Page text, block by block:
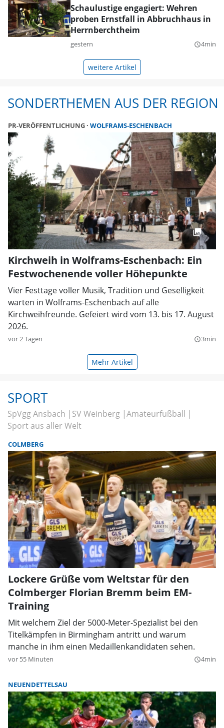
Schaulustige engagiert: Wehren
proben Ernstfall in Abbruchhaus in
Herrnberchtheim
gestern query_builder4min
weitere Artikel
SONDERTHEMEN AUS DER REGION
PR-VERÖFFENTLICHUNG WOLFRAMS-ESCHENBACH
Kirchweih in Wolframs-Eschenbach: Ein
Festwochenende voller Höhepunkte
Vier Festtage voller Musik, Tradition und Geselligkeit
warten in Wolframs-Eschenbach auf alle
Kirchweihfreunde. Gefeiert wird vom 13. bis 17. August
2026.
vor 2 Tagen query_builder3min
Mehr Artikel
SPORT
SpVgg Ansbach SV Weinberg Amateurfußball
Sport aus aller Welt
COLMBERG
Lockere Grüße vom Weltstar für den
Colmberger Florian Bremm beim EM-
Training
Mit welchem Ziel der 5000-Meter-Spezialist bei den
Titelkämpfen in Birmingham antritt und warum
manche in ihm einen Medaillenkandidaten sehen.
vor 55 Minuten query_builder4min
NEUENDETTELSAU